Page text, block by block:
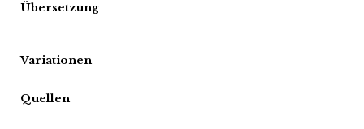
Übersetzung
Variationen
Quellen